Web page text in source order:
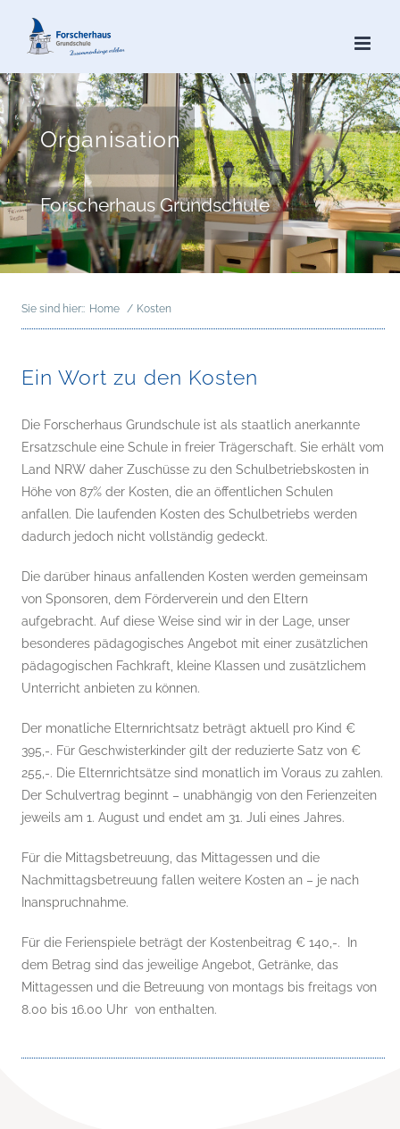
Inhalt
springen
Organisation
Forscherhaus Grundschule
Sie sind hier:: Home Kosten
Ein Wort zu den Kosten
Die Forscherhaus Grundschule ist als staatlich anerkannte
Ersatzschule eine Schule in freier Trägerschaft. Sie erhält vom
Land NRW daher Zuschüsse zu den Schulbetriebskosten in
Höhe von 87% der Kosten, die an öffentlichen Schulen
anfallen. Die laufenden Kosten des Schulbetriebs werden
dadurch jedoch nicht vollständig gedeckt.
Die darüber hinaus anfallenden Kosten werden gemeinsam
von Sponsoren, dem Förderverein und den Eltern
aufgebracht. Auf diese Weise sind wir in der Lage, unser
besonderes pädagogisches Angebot mit einer zusätzlichen
pädagogischen Fachkraft, kleine Klassen und zusätzlichem
Unterricht anbieten zu können.
Der monatliche Elternrichtsatz beträgt aktuell pro Kind €
395,-. Für Geschwisterkinder gilt der reduzierte Satz von €
255,-. Die Elternrichtsätze sind monatlich im Voraus zu zahlen.
Der Schulvertrag beginnt – unabhängig von den Ferienzeiten
jeweils am 1. August und endet am 31. Juli eines Jahres.
Für die Mittagsbetreuung, das Mittagessen und die
Nachmittagsbetreuung fallen weitere Kosten an – je nach
Inanspruchnahme.
Für die Ferienspiele beträgt der Kostenbeitrag € 140,-. In
dem Betrag sind das jeweilige Angebot, Getränke, das
Mittagessen und die Betreuung von montags bis freitags von
8.00 bis 16.00 Uhr von enthalten.